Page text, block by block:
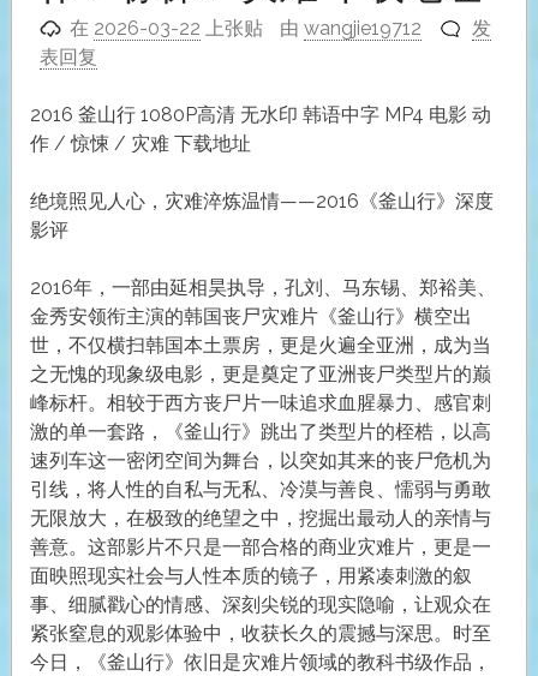
在 2026-03-22 上张贴 由wangjie19712
发
表回复
2016 釜山行 1080P高清 无水印 韩语中字 MP4 电影 动
作 / 惊悚 / 灾难 下载地址
绝境照见人心，灾难淬炼温情——2016《釜山行》深度
影评
2016年，一部由延相昊执导，孔刘、马东锡、郑裕美、
金秀安领衔主演的韩国丧尸灾难片《釜山行》横空出
世，不仅横扫韩国本土票房，更是火遍全亚洲，成为当
之无愧的现象级电影，更是奠定了亚洲丧尸类型片的巅
峰标杆。相较于西方丧尸片一味追求血腥暴力、感官刺
激的单一套路，《釜山行》跳出了类型片的桎梏，以高
速列车这一密闭空间为舞台，以突如其来的丧尸危机为
引线，将人性的自私与无私、冷漠与善良、懦弱与勇敢
无限放大，在极致的绝望之中，挖掘出最动人的亲情与
善意。这部影片不只是一部合格的商业灾难片，更是一
面映照现实社会与人性本质的镜子，用紧凑刺激的叙
事、细腻戳心的情感、深刻尖锐的现实隐喻，让观众在
紧张窒息的观影体验中，收获长久的震撼与深思。时至
今日，《釜山行》依旧是灾难片领域的教科书级作品，